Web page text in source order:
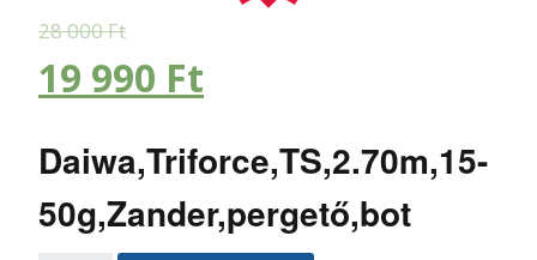
28 000Ft
19 990 Ft
Daiwa,Triforce,TS,2.70m,15-
50g,Zander,pergető,bot